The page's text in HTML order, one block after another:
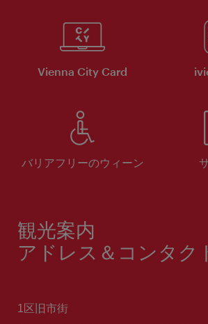
Vienna City Card
バリアフリーのウィーン
観光案内
アドレス＆コンタク
1区旧市街